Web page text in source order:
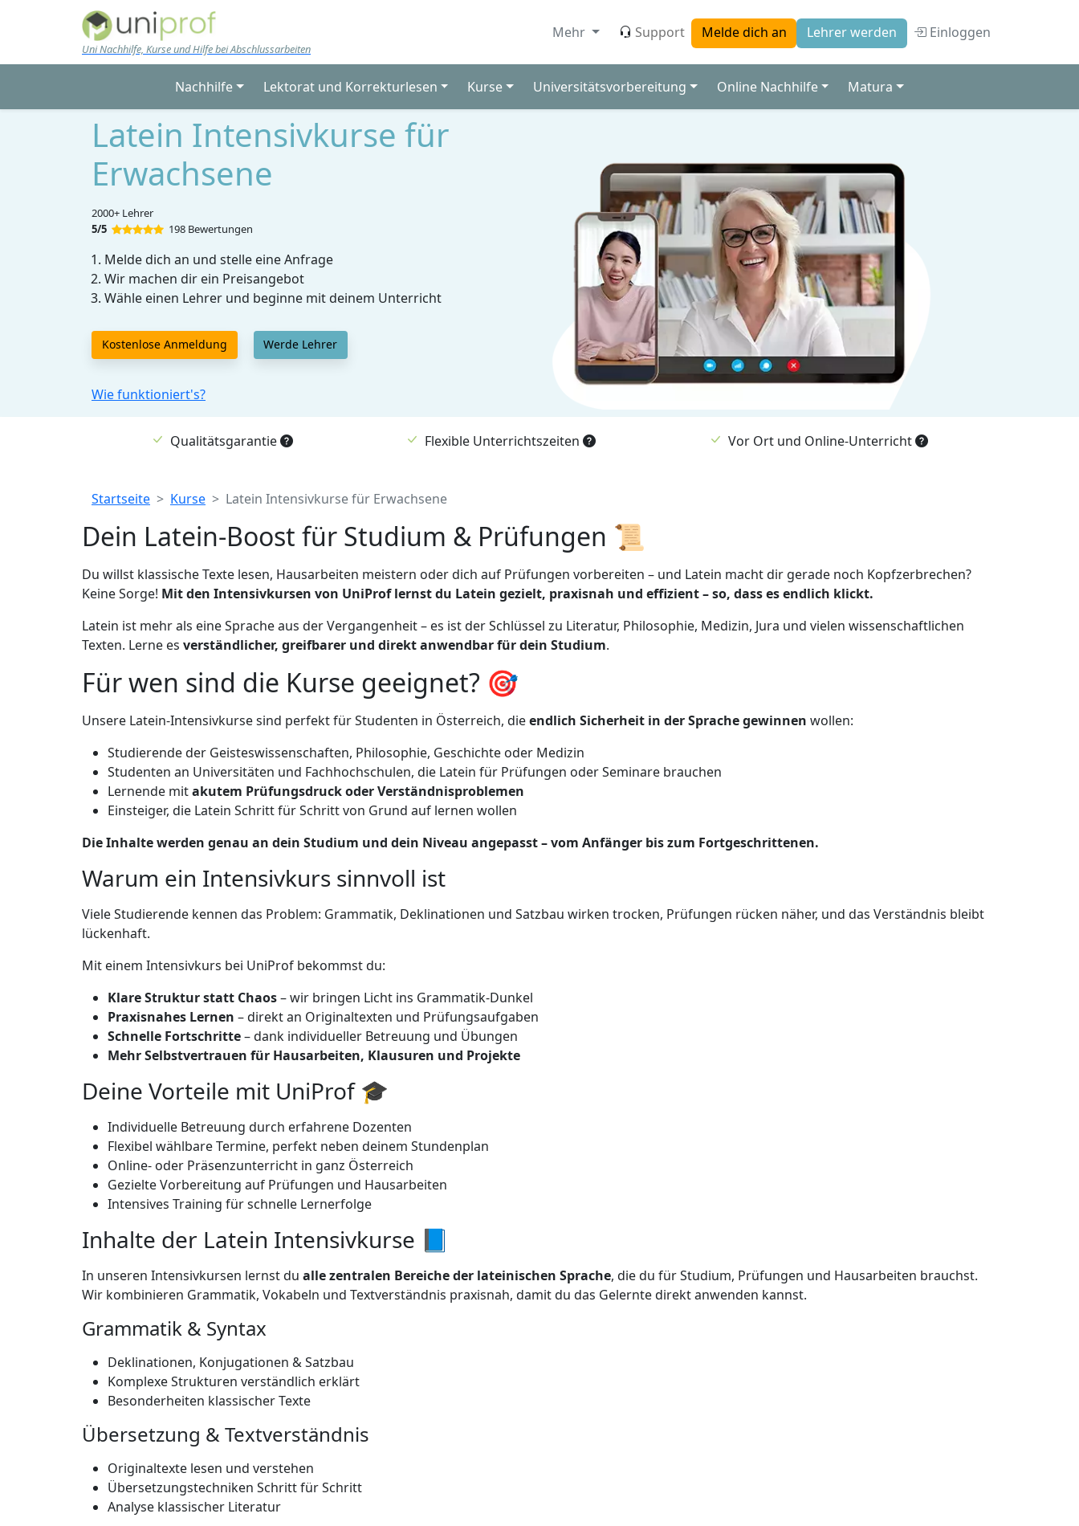
Skip to main content
Uni Nachhilfe, Kurse und Hilfe bei Abschlussarbeiten
Mehr Support Melde dich an Lehrer werden Einloggen
Nachhilfe Lektorat und Korrekturlesen Kurse Universitätsvorbereitung Online Nachhilfe Matura
Latein Intensivkurse für
Erwachsene
2000+ Lehrer
5/5
198 Bewertungen
Melde dich an und stelle eine Anfrage
Wir machen dir ein Preisangebot
Wähle einen Lehrer und beginne mit deinem Unterricht
Kostenlose Anmeldung Werde Lehrer
Wie funktioniert's?
Qualitätsgarantie Flexible Unterrichtszeiten Vor Ort und Online-Unterricht
Breadcrumb
Startseite Kurse Latein Intensivkurse für Erwachsene
Dein Latein-Boost für Studium & Prüfungen 📜
Du willst klassische Texte lesen, Hausarbeiten meistern oder dich auf Prüfungen vorbereiten – und Latein macht dir gerade noch Kopfzerbrechen?
Keine Sorge! Mit den Intensivkursen von UniProf lernst du Latein gezielt, praxisnah und effizient – so, dass es endlich klickt.
Latein ist mehr als eine Sprache aus der Vergangenheit – es ist der Schlüssel zu Literatur, Philosophie, Medizin, Jura und vielen wissenschaftlichen
Texten. Lerne es verständlicher, greifbarer und direkt anwendbar für dein Studium.
Für wen sind die Kurse geeignet? 🎯
Unsere Latein-Intensivkurse sind perfekt für Studenten in Österreich, dieendlich Sicherheit in der Sprache gewinnen wollen:
Studierende der Geisteswissenschaften, Philosophie, Geschichte oder Medizin
Studenten an Universitäten und Fachhochschulen, die Latein für Prüfungen oder Seminare brauchen
Lernende mitakutem Prüfungsdruck oder Verständnisproblemen
Einsteiger, die Latein Schritt für Schritt von Grund auf lernen wollen
Die Inhalte werden genau an dein Studium und dein Niveau angepasst – vom Anfänger bis zum Fortgeschrittenen.
Warum ein Intensivkurs sinnvoll ist
Viele Studierende kennen das Problem: Grammatik, Deklinationen und Satzbau wirken trocken, Prüfungen rücken näher, und das Verständnis bleibt
lückenhaft.
Mit einem Intensivkurs bei UniProf bekommst du:
Klare Struktur statt Chaos– wir bringen Licht ins Grammatik-Dunkel
Praxisnahes Lernen – direkt an Originaltexten und Prüfungsaufgaben
Schnelle Fortschritte– dank individueller Betreuung und Übungen
Mehr Selbstvertrauen für Hausarbeiten, Klausuren und Projekte
Deine Vorteile mit UniProf 🎓
Individuelle Betreuung durch erfahrene Dozenten
Flexibel wählbare Termine, perfekt neben deinem Stundenplan
Online- oder Präsenzunterricht in ganz Österreich
Gezielte Vorbereitung auf Prüfungen und Hausarbeiten
Intensives Training für schnelle Lernerfolge
Inhalte der Latein Intensivkurse 📘
In unseren Intensivkursen lernst du alle zentralen Bereiche der lateinischen Sprache, die du für Studium, Prüfungen und Hausarbeiten brauchst.
Wir kombinieren Grammatik, Vokabeln und Textverständnis praxisnah, damit du das Gelernte direkt anwenden kannst.
Grammatik & Syntax
Deklinationen, Konjugationen & Satzbau
Komplexe Strukturen verständlich erklärt
Besonderheiten klassischer Texte
Übersetzung & Textverständnis
Originaltexte lesen und verstehen
Übersetzungstechniken Schritt für Schritt
Analyse klassischer Literatur